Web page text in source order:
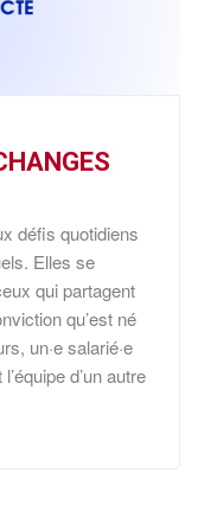
défis quotidiens
Elles se
qui partagent
qu’est né
un·e salarié·e
d’un autre